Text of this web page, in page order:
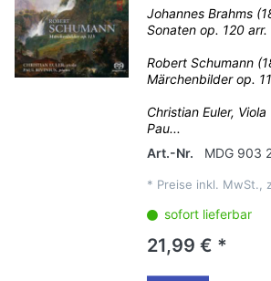
Johannes Brahms
Sonaten op. 120 arr.
Robert Schumann
Märchenbilder op.
Christian Euler, Viola
Pau...
Art.-Nr.
MDG 903
* Preise inkl. MwSt.,
sofort lieferbar
21,99 € *